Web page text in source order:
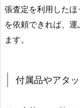
張査定を利用した
を依頼できれば、
ます。
付属品やアタ